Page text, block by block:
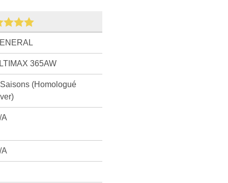
365AW
(Homologué
A
A